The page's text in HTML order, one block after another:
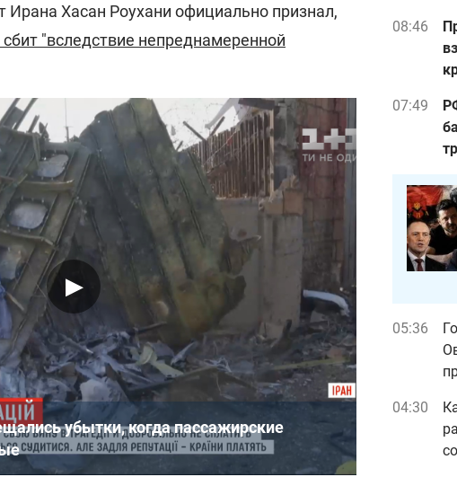
Хасан Роухани официально признал,
"вследствие непреднамеренной
убытки, когда пассажирские
08:46
07:49
05:36
04:30